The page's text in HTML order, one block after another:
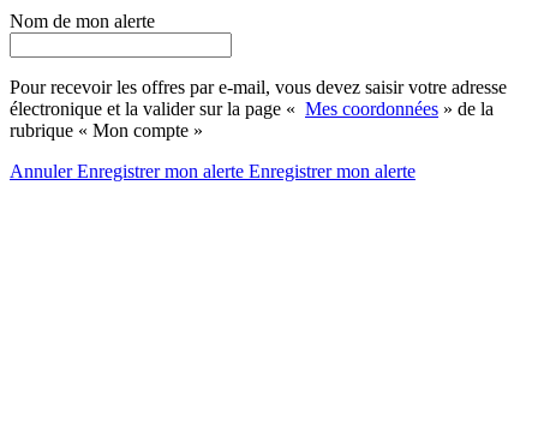
Nom de mon alerte
Pour recevoir les offres par e-mail, vous devez saisir votre adresse
électronique et la valider sur la page « Mes coordonnées » de la
rubrique « Mon compte »
AnnulerEnregistrer mon alerte Enregistrermon alerte